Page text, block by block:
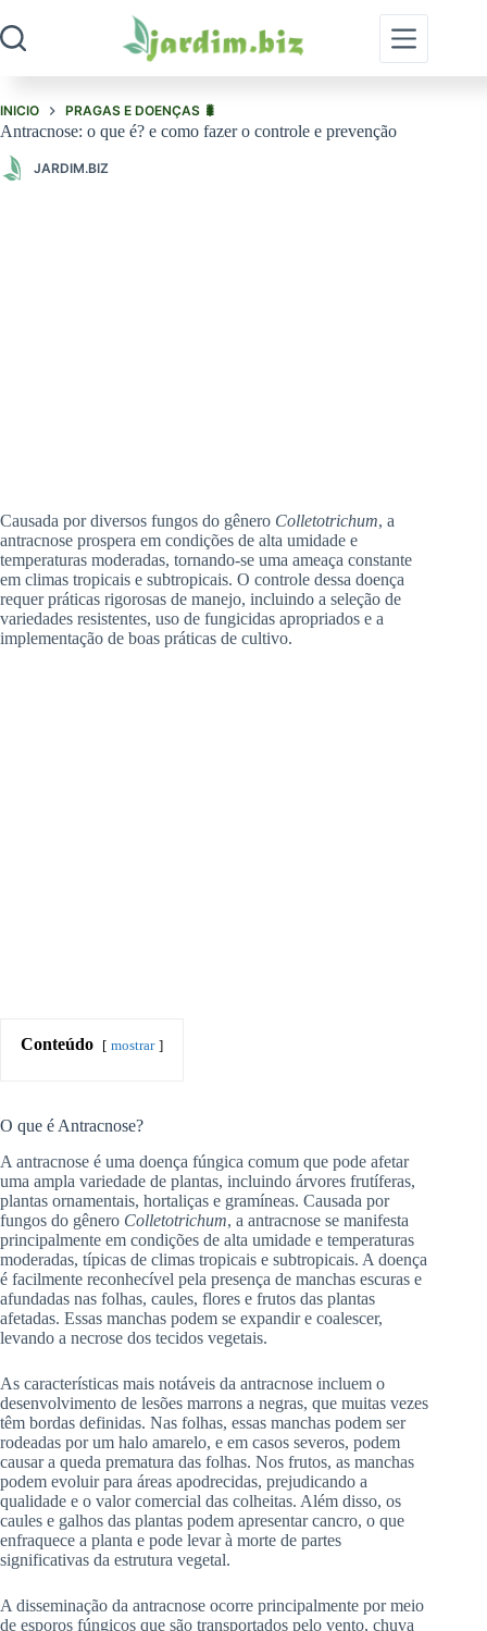
para
o
INICIO PRAGAS E DOENÇAS 🐛
Antracnose: o que é? e como fazer o controle e prevenção
JARDIM.BIZ
Causada por diversos fungos do gênero Colletotrichum, a
antracnose prospera em condições de alta umidade e
temperaturas moderadas, tornando-se uma ameaça constante
em climas tropicais e subtropicais. O controle dessa doença
requer práticas rigorosas de manejo, incluindo a seleção de
variedades resistentes, uso de fungicidas apropriados e a
implementação de boas práticas de cultivo.
Conteúdo mostrar
O que é Antracnose?
A antracnose é uma doença fúngica comum que pode afetar
uma ampla variedade de plantas, incluindo árvores frutíferas,
plantas ornamentais, hortaliças e gramíneas. Causada por
fungos do gênero Colletotrichum, a antracnose se manifesta
principalmente em condições de alta umidade e temperaturas
moderadas, típicas de climas tropicais e subtropicais. A doença
é facilmente reconhecível pela presença de manchas escuras e
afundadas nas folhas, caules, flores e frutos das plantas
afetadas. Essas manchas podem se expandir e coalescer,
levando a necrose dos tecidos vegetais.
As características mais notáveis da antracnose incluem o
desenvolvimento de lesões marrons a negras, que muitas vezes
têm bordas definidas. Nas folhas, essas manchas podem ser
rodeadas por um halo amarelo, e em casos severos, podem
causar a queda prematura das folhas. Nos frutos, as manchas
podem evoluir para áreas apodrecidas, prejudicando a
qualidade e o valor comercial das colheitas. Além disso, os
caules e galhos das plantas podem apresentar cancro, o que
enfraquece a planta e pode levar à morte de partes
significativas da estrutura vegetal.
A disseminação da antracnose ocorre principalmente por meio
de esporos fúngicos que são transportados pelo vento, chuva